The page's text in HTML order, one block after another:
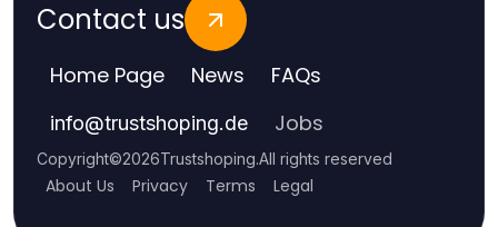
Contact us
Home Page News FAQs
info@trustshoping.de Jobs
Copyright©2026Trustshoping.All rights reserved
About Us Privacy Terms Legal